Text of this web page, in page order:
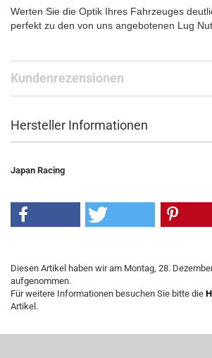
Werten Sie die Optik Ihres Fahrzeuges
perfekt zu den von uns angebotenen Lug
Kundenrezensionen
Hersteller Informationen
Japan Racing
Diesen Artikel haben wir am Montag, 28.
aufgenommen.
Für weitere Informationen besuchen Sie bitte die
Artikel.